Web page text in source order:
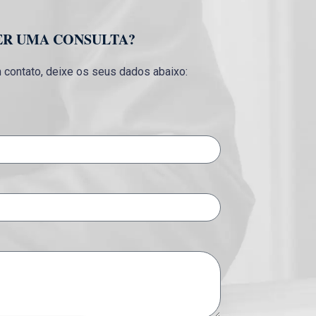
UMA CONSULTA?
deixe os seus dados abaixo: